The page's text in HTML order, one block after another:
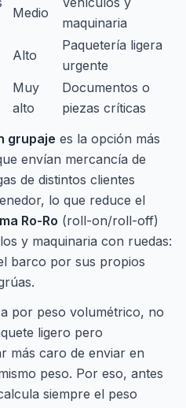
Medio
maquinaria
Alto
Paquetería ligera
urgente
Muy
alto
Documentos o
piezas críticas
grupaje es la opción más
envían mercancía de
de distintos clientes
lo que reduce el
Ro-Ro (roll-on/roll-off)
y maquinaria con ruedas:
barco por sus propios
por peso volumétrico, no
ligero pero
más caro de enviar en
peso. Por eso, antes
siempre el peso